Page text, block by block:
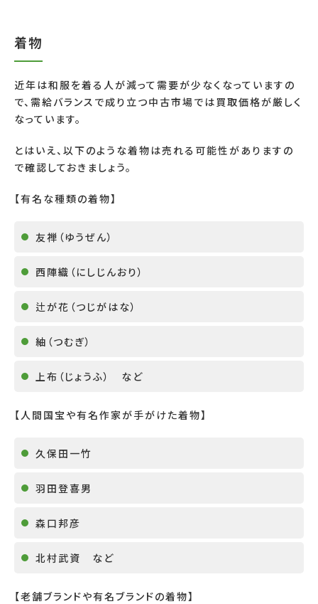
着物
近年は和服を着る人が減って需要が少なくなっていますの
で、需給バランスで成り立つ中古市場では買取価格が厳しく
なっています。
とはいえ、以下のような着物は売れる可能性がありますの
で確認しておきましょう。
【有名な種類の着物】
友禅（ゆうぜん）
西陣織（にしじんおり）
辻が花（つじがはな）
紬（つむぎ）
上布（じょうふ） など
【人間国宝や有名作家が手がけた着物】
久保田一竹
羽田登喜男
森口邦彦
北村武資 など
【老舗ブランドや有名ブランドの着物】